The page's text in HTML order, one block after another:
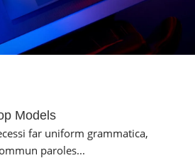
Models
far uniform grammatica,
paroles...